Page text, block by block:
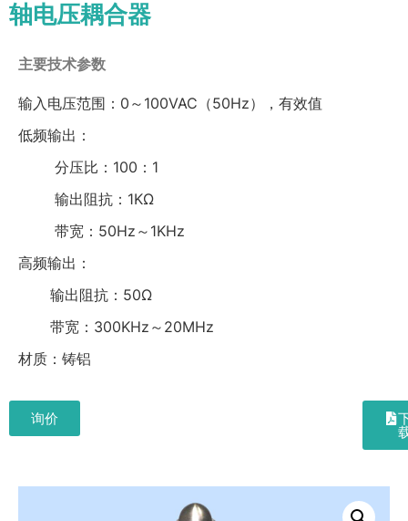
轴电压耦合器
主要技术参数
输入电压范围：0～100VAC（50Hz），有效值
低频输出：
分压比：100：1
输出阻抗：1KΩ
带宽：50Hz～1KHz
高频输出：
输出阻抗：50Ω
带宽：300KHz～20MHz
材质：铸铝
询价